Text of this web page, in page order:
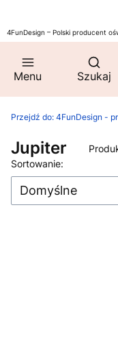
4FunDesign – Polski producent
Menu Szukaj
Przejdź do: 4FunDesign - producent
Jupiter
Lista produktów
Sortowanie:
Domyślne